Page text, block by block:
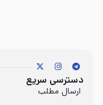
دسترسی سریع
ارسال مطلب